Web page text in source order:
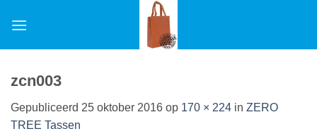
naar
zcn003
Gepubliceerd 25 oktober 2016 op 170 × 224 in ZERO
TREE Tassen